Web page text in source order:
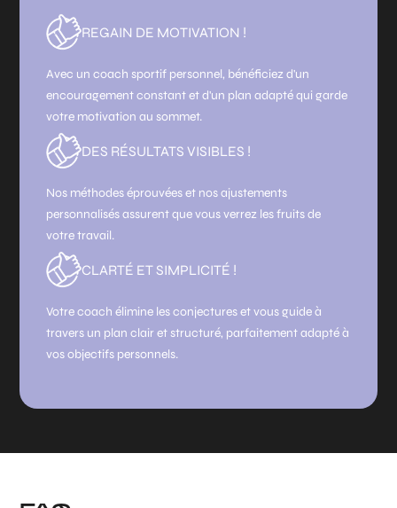
REGAIN DE MOTIVATION !
Avec un coach sportif personnel, bénéficiez d'un
encouragement constant et d'un plan adapté qui garde
votre motivation au sommet.
DES RÉSULTATS VISIBLES !
Nos méthodes éprouvées et nos ajustements
personnalisés assurent que vous verrez les fruits de
votre travail.
CLARTÉ ET SIMPLICITÉ !
Votre coach élimine les conjectures et vous guide à
travers un plan clair et structuré, parfaitement adapté à
vos objectifs personnels.